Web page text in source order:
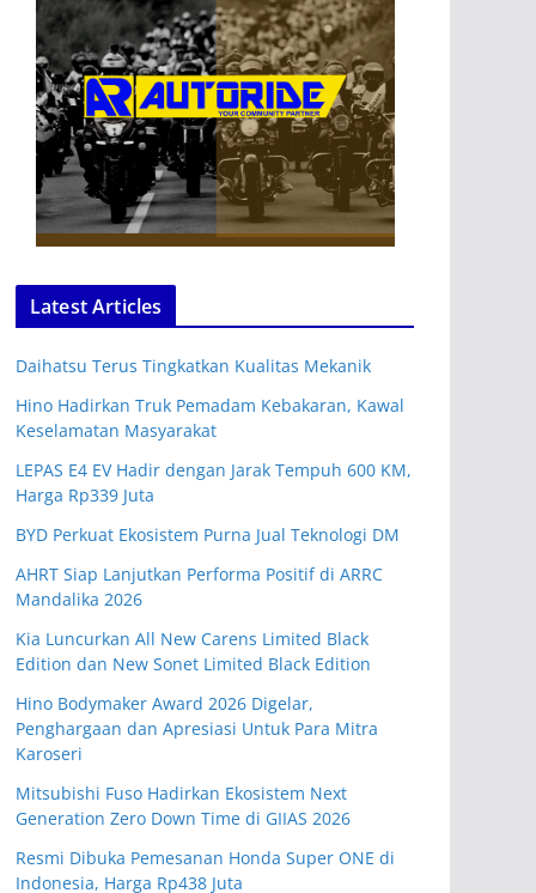
Latest Articles
Daihatsu Terus Tingkatkan Kualitas Mekanik
Hino Hadirkan Truk Pemadam Kebakaran, Kawal
Keselamatan Masyarakat
LEPAS E4 EV Hadir dengan Jarak Tempuh 600 KM,
Harga Rp339 Juta
BYD Perkuat Ekosistem Purna Jual Teknologi DM
AHRT Siap Lanjutkan Performa Positif di ARRC
Mandalika 2026
Kia Luncurkan All New Carens Limited Black
Edition dan New Sonet Limited Black Edition
Hino Bodymaker Award 2026 Digelar,
Penghargaan dan Apresiasi Untuk Para Mitra
Karoseri
Mitsubishi Fuso Hadirkan Ekosistem Next
Generation Zero Down Time di GIIAS 2026
Resmi Dibuka Pemesanan Honda Super ONE di
Indonesia, Harga Rp438 Juta